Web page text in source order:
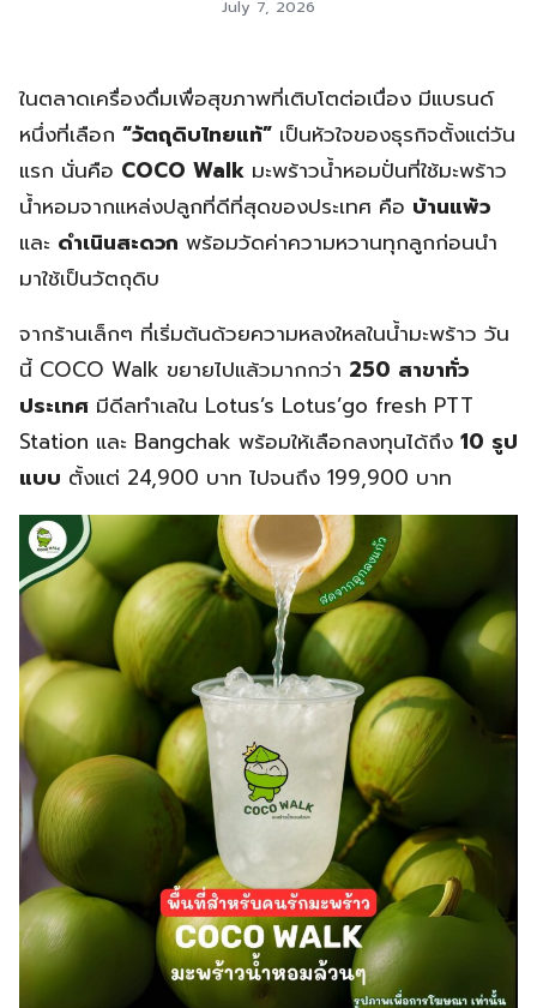
July 7, 2026
ในตลาดเครื่องดื่มเพื่อสุขภาพที่เติบโตต่อเนื่อง มีแบรนด์
หนึ่งที่เลือก “วัตถุดิบไทยแท้” เป็นหัวใจของธุรกิจตั้งแต่วัน
แรก นั่นคือ COCO Walk มะพร้าวน้ำหอมปั่นที่ใช้มะพร้าว
น้ำหอมจากแหล่งปลูกที่ดีที่สุดของประเทศ คือ บ้านแพ้ว
และ ดำเนินสะดวก พร้อมวัดค่าความหวานทุกลูกก่อนนำ
มาใช้เป็นวัตถุดิบ
จากร้านเล็กๆ ที่เริ่มต้นด้วยความหลงใหลในน้ำมะพร้าว วัน
นี้ COCO Walk ขยายไปแล้วมากกว่า 250 สาขาทั่ว
ประเทศ มีดีลทำเลใน Lotus’s Lotus’go fresh PTT
Station และ Bangchak พร้อมให้เลือกลงทุนได้ถึง 10 รูป
แบบ ตั้งแต่ 24,900 บาท ไปจนถึง 199,900 บาท